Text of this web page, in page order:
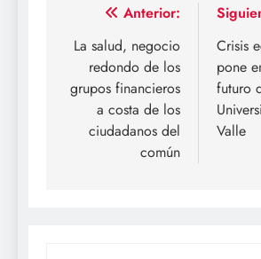
Navegación
de
entradas
Anterior:
La salud, negocio
redondo de los
grupos financieros
a costa de los
ciudadanos del
común
Crisis
pone
futuro
Valle